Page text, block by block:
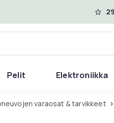
Pelit Elektroniikka
varaosat & tarvikkeet